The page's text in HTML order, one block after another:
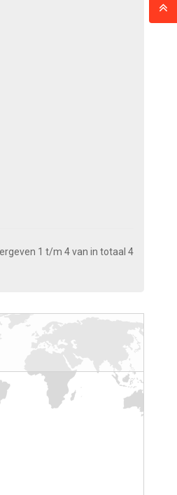
1 t/m 4 van in totaal 4